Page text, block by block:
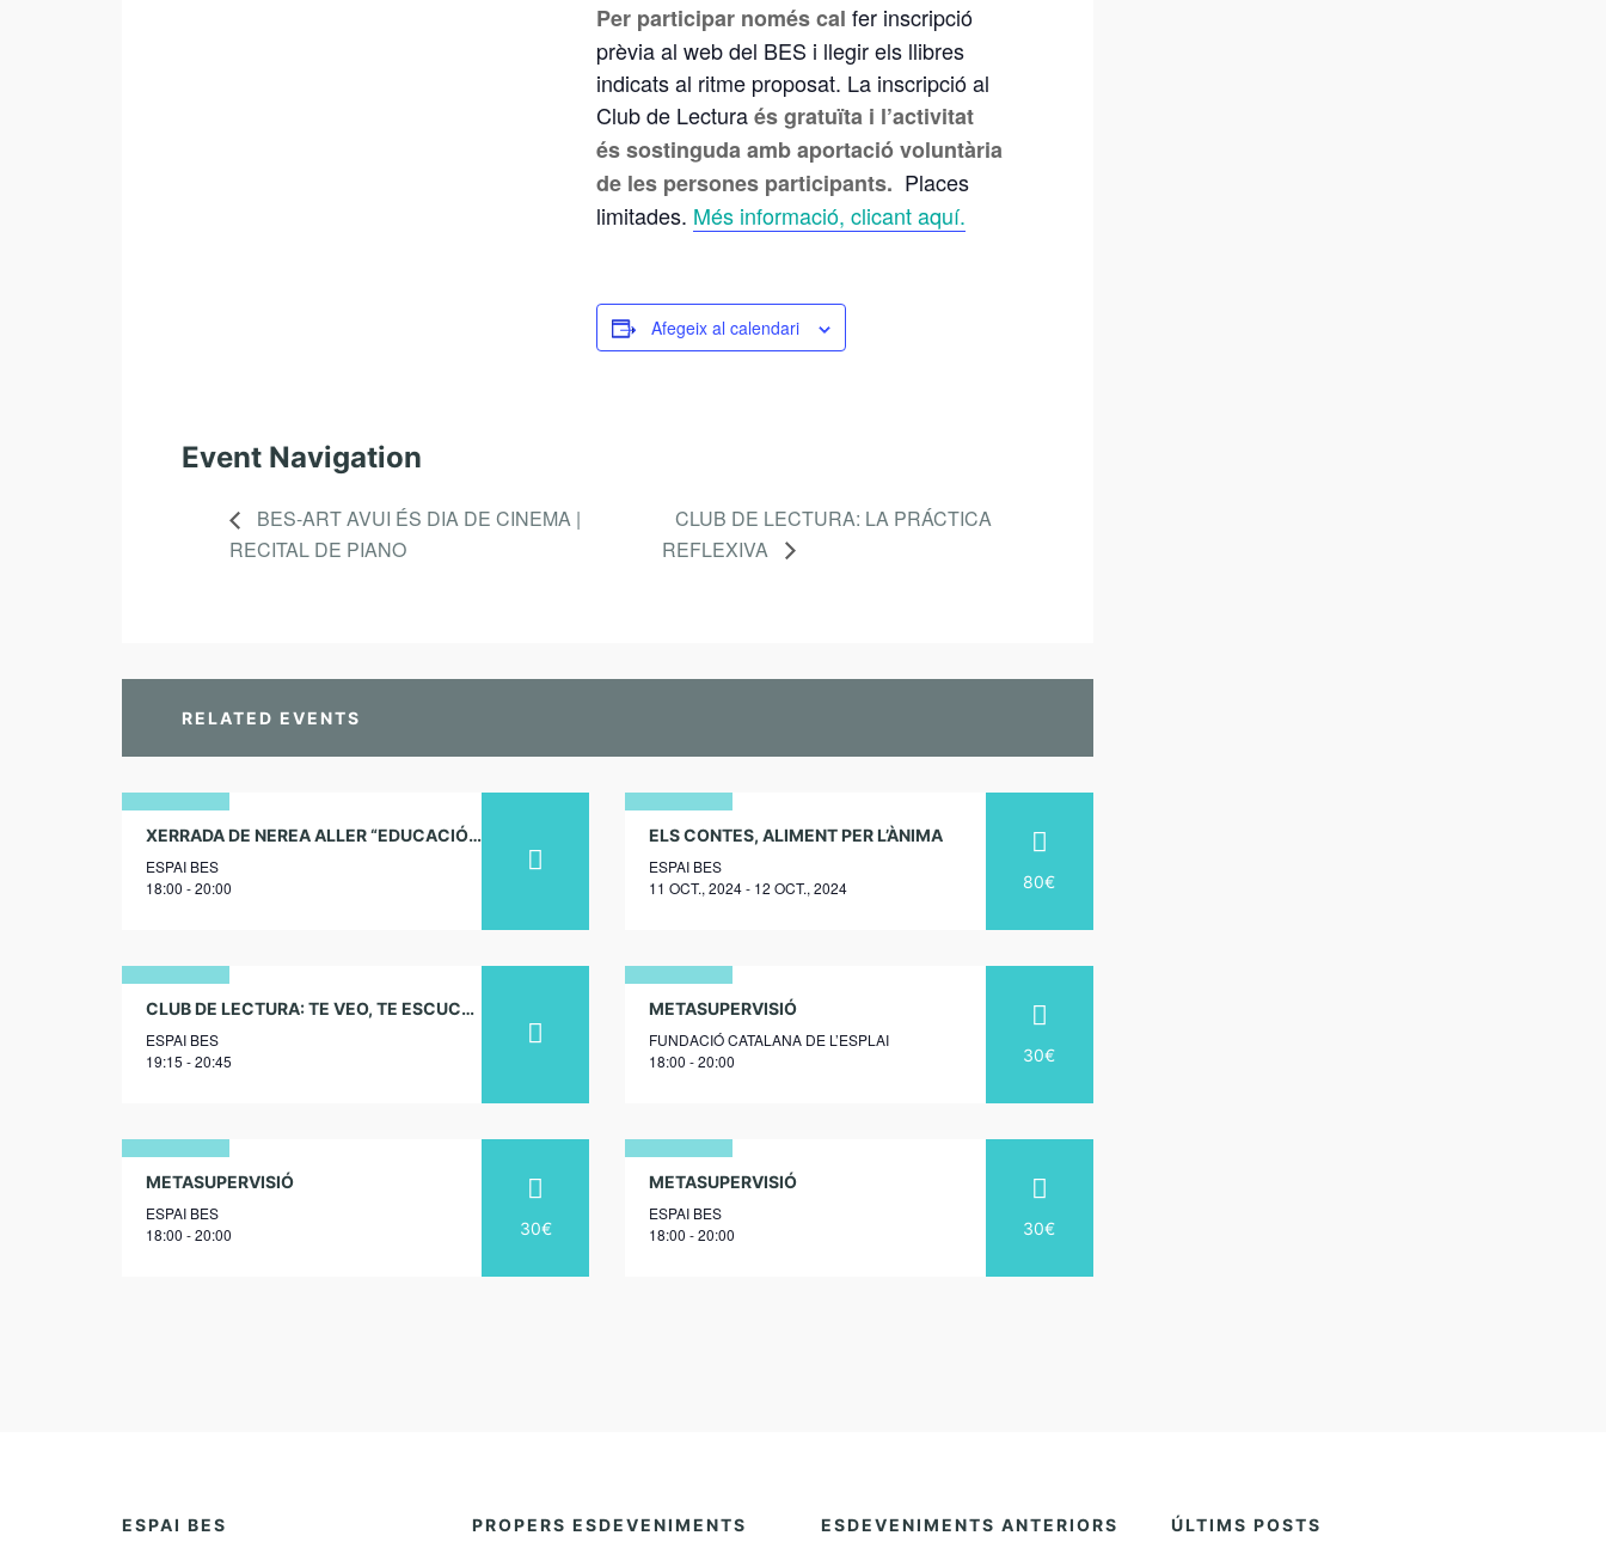
Per participar només cal fer inscripció
prèvia al web del BES i llegir els llibres
indicats al ritme proposat. La inscripció al
Club de Lecturaés gratuïta i l’activitat
és sostinguda amb aportació voluntària
de les persones participants. Places
limitades. Més informació, clicant aquí.
Afegeix al calendari
Event Navigation
BES-ART AVUI ÉS DIA DE CINEMA |
RECITAL DE PIANO
CLUB DE LECTURA: LA PRÁCTICA
REFLEXIVA
RELATED EVENTS
12
juliol
2024
XERRADA DE NEREA ALLER “EDUCACIÓ INFANTIL A NOVA ZELANDA. RELACIONS, JOC I NATURA AL COR”
ESPAI BES
18:00 - 20:00
11
octubre
2024
ELS CONTES, ALIMENT PER L’ÀNIMA
ESPAI BES
11 OCT., 2024 - 12 OCT., 2024
80€
16
octubre
2025
CLUB DE LECTURA: TE VEO, TE ESCUCHO, TE RECONOZCO
ESPAI BES
19:15 - 20:45
20
juliol
2027
METASUPERVISIÓ
FUNDACIÓ CATALANA DE L’ESPLAI
18:00 - 20:00
30€
16
març
2027
METASUPERVISIÓ
ESPAI BES
18:00 - 20:00
30€
19
gener
2027
METASUPERVISIÓ
ESPAI BES
18:00 - 20:00
30€
ESPAI BES PROPERS ESDEVENIMENTS ESDEVENIMENTS ANTERIORS ÚLTIMS POSTS